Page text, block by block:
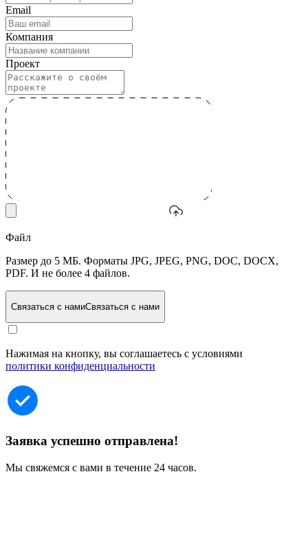
Email
Компания
Проект
Файл
Размер до 5 МБ. Форматы JPG, JPEG, PNG, DOC, DOCX,
PDF. И не более 4 файлов.
Связаться с намиСвязаться с нами
Нажимая на кнопку, вы соглашаетесь с условиями
политики конфиденциальности
Заявка успешно отправлена!
Мы свяжемся с вами в течение 24 часов.